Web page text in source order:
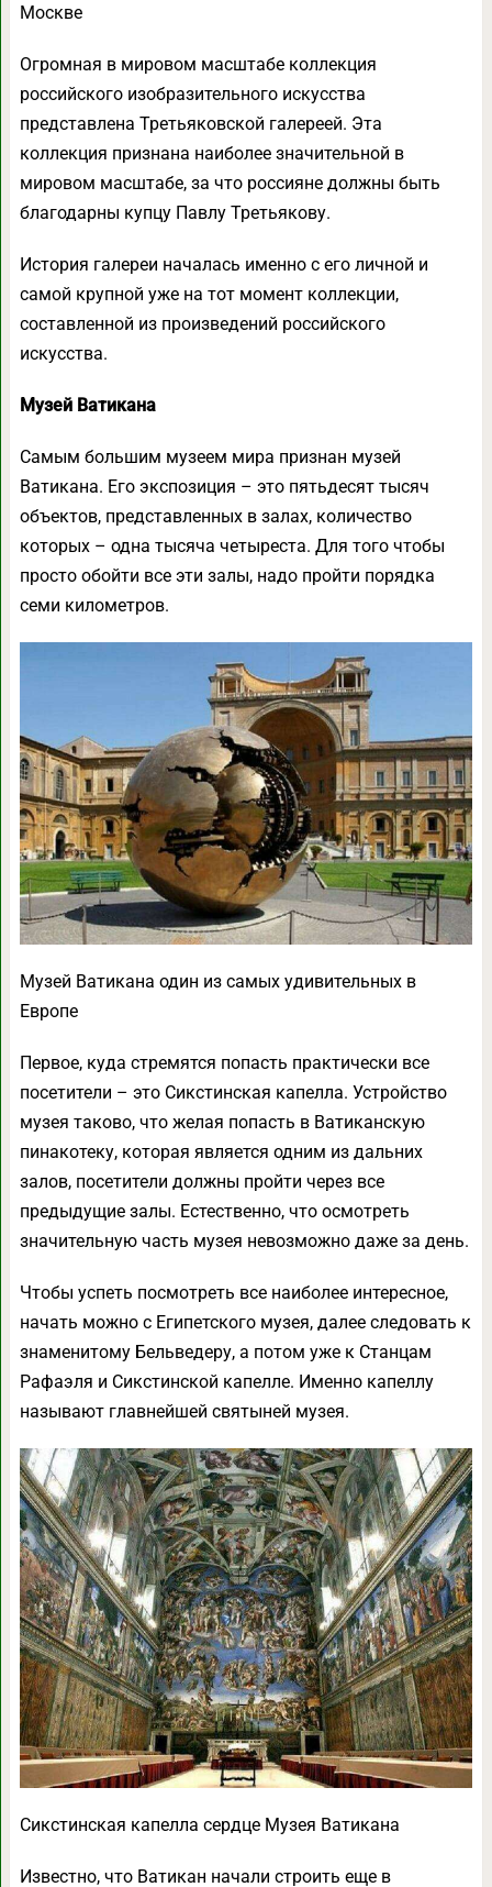
Москве
Огромная в мировом масштабе коллекция
российского изобразительного искусства
представлена Третьяковской галереей. Эта
коллекция признана наиболее значительной в
мировом масштабе, за что россияне должны быть
благодарны купцу Павлу Третьякову.
История галереи началась именно с его личной и
самой крупной уже на тот момент коллекции,
составленной из произведений российского
искусства.
Музей Ватикана
Самым большим музеем мира признан музей
Ватикана. Его экспозиция – это пятьдесят тысяч
объектов, представленных в залах, количество
которых – одна тысяча четыреста. Для того чтобы
просто обойти все эти залы, надо пройти порядка
семи километров.
Музей Ватикана один из самых удивительных в
Европе
Первое, куда стремятся попасть практически все
посетители – это Сикстинская капелла. Устройство
музея таково, что желая попасть в Ватиканскую
пинакотеку, которая является одним из дальних
залов, посетители должны пройти через все
предыдущие залы. Естественно, что осмотреть
значительную часть музея невозможно даже за день.
Чтобы успеть посмотреть все наиболее интересное,
начать можно с Египетского музея, далее следовать к
знаменитому Бельведеру, а потом уже к Станцам
Рафаэля и Сикстинской капелле. Именно капеллу
называют главнейшей святыней музея.
Сикстинская капелла сердце Музея Ватикана
Известно, что Ватикан начали строить еще в